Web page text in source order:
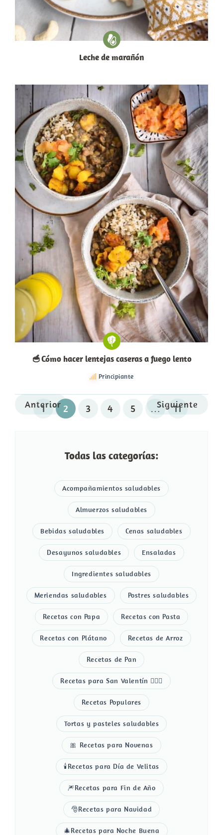
Leche de marañón
🥣 Cómo hacer lentejas caseras a fuego lento
Principiante
Anterior
1 2 3 4 5 … 11
Siguiente
Todas las categorías:
Acompañamientos saludables
Almuerzos saludables
Bebidas saludables Cenas saludables
Desayunos saludables Ensaladas
Ingredientes saludables
Meriendas saludables Postres saludables
Recetas con Papa Recetas con Pasta
Recetas con Plátano Recetas de Arroz
Recetas de Pan
Recetas para San Valentín 👩‍❤️‍👨
Recetas Populares
Tortas y pasteles saludables
🎀 Recetas para Novenas
🕯️Recetas para Día de Velitas
🎆Recetas para Fin de Año
🎅Recetas para Navidad
🎄Recetas para Noche Buena